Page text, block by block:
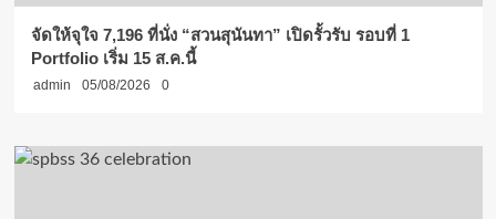
จัดให้จุใจ 7,196 ที่นั่ง “สวนสุนันทา” เปิดรั้วรับ รอบที่ 1
Portfolio เริ่ม 15 ส.ค.นี้
admin 05/08/2026 0